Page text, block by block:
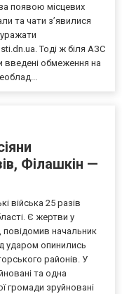
появою місцевих
та чати з’явилися
Тоді ж біля АЗС
введені обмеження на
Філашкін —
війська 25 разів
Є жертви у
повідомив начальник
ударом опинились
районів. У
та одна
громади зруйновані